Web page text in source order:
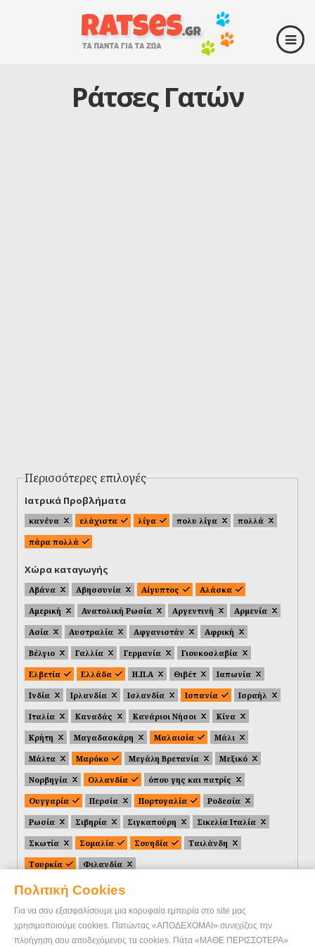
Πολιτική Cookies
Για να σου εξασφαλίσουμε μια κορυφαία εμπειρία στο site μας
χρησιμοποιούμε cookies. Πατώντας «ΑΠΟΔΕΧΟΜΑΙ» συνεχίζεις την
πλοήγηση σου αποδεχόμενος τα cookies. Πάτα «ΜΑΘΕ ΠΕΡΙΣΣΟΤΕΡΑ»
Ράτσες Γατών
Περισσότερες επιλογές
Ιατρικά Προβλήματα
κανένα ελάχιστα λίγα πολυ λίγα
πολλά
πάρα πολλά
Χώρα καταγωγής
Αβάνα Αβησσυνία Αίγυπτος
Αλάσκα
Αμερική
Ανατολική Ρωσία Αργεντινή
Αρμενία
Ασία
Αυστραλία Αφγανιστάν
Αφρική
Βέλγιο
Γαλλία Γερμανία
Γιουκοσλαβία
Ελβετία
Ελλάδα Η.Π.Α Θιβέτ
Ιαπωνία
Ινδία
Ιρλανδία Ισλανδία Ισπανία
Ισραήλ
Ιταλία
Καναδάς Κανάριοι Νήσοι
Κίνα
Κρήτη
Μαγαδασκάρη Μαλαισία
Μάλι
Μάλτα
Μαρόκο Μεγάλη Βρετανία
Μεξικό
Νορβηγία
Ολλανδία
όπου γης και πατρίς
Ουγγαρία
Περσία Πορτογαλία
Ροδεσία
Ρωσία
Σιβηρία Σιγκαπούρη
Σικελία Ιταλία
Σκωτία
Σομαλία Σουηδία
Ταιλάνδη
Τουρκία
Φιλανδία